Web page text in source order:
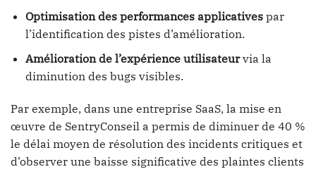
Optimisation des performances applicativespar
l’identification des pistes d’amélioration.
Amélioration de l’expérience utilisateurvia la
diminution des bugs visibles.
Par exemple, dans une entreprise SaaS, la mise en
œuvre de SentryConseil a permis de diminuer de 40 %
le délai moyen de résolution des incidents critiques et
d’observer une baisse significative des plaintes clients